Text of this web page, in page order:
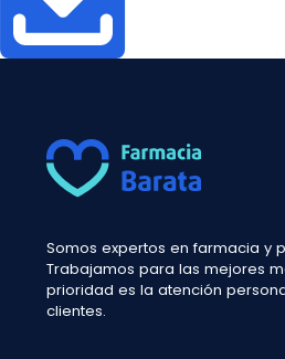
Somos expertos en farmacia y
Trabajamos para las mejores
prioridad es la atención
clientes.